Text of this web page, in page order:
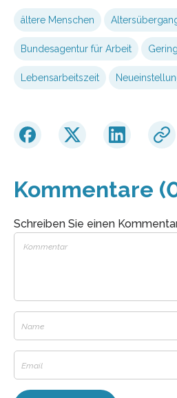
ältere Menschen
Bundesagentur für Arbeit
Lebensarbeitszeit
Kommentare
Schreiben Sie einen